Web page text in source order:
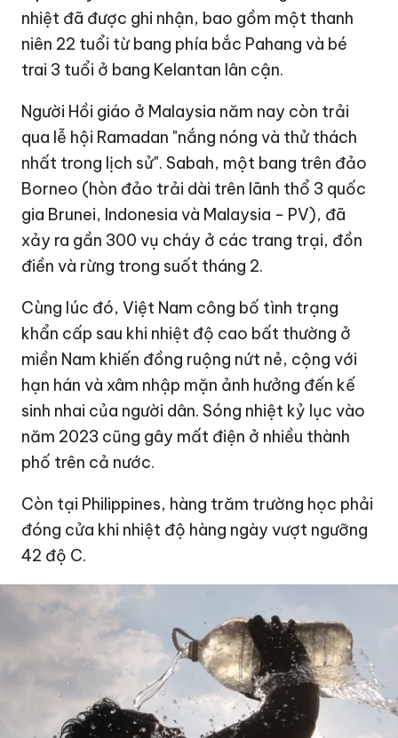
nhiệt đã được ghi nhận, bao gồm một thanh
niên 22 tuổi từ bang phía bắc Pahang và bé
trai 3 tuổi ở bang Kelantan lân cận.
Người Hồi giáo ở Malaysia năm nay còn trải
qua lễ hội Ramadan "nắng nóng và thử thách
nhất trong lịch sử". Sabah, một bang trên đảo
Borneo (hòn đảo trải dài trên lãnh thổ 3 quốc
gia Brunei, Indonesia và Malaysia - PV), đã
xảy ra gần 300 vụ cháy ở các trang trại, đồn
điền và rừng trong suốt tháng 2.
Cùng lúc đó, Việt Nam công bố tình trạng
khẩn cấp sau khi nhiệt độ cao bất thường ở
miền Nam khiến đồng ruộng nứt nẻ, cộng với
hạn hán và xâm nhập mặn ảnh hưởng đến kế
sinh nhai của người dân. Sóng nhiệt kỷ lục vào
năm 2023 cũng gây mất điện ở nhiều thành
phố trên cả nước.
Còn tại Philippines, hàng trăm trường học phải
đóng cửa khi nhiệt độ hàng ngày vượt ngưỡng
42 độ C.